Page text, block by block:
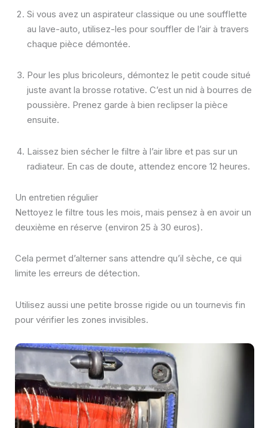
Si vous avez un aspirateur classique ou une soufflette
au lave-auto, utilisez-les pour souffler de l’air à travers
chaque pièce démontée.
Pour les plus bricoleurs, démontez le petit coude situé
juste avant la brosse rotative. C’est un nid à bourres de
poussière. Prenez garde à bien reclipser la pièce
ensuite.
Laissez bien sécher le filtre à l’air libre et pas sur un
radiateur. En cas de doute, attendez encore 12 heures.
Un entretien régulier
Nettoyez le filtre tous les mois, mais pensez à en avoir un
deuxième en réserve (environ 25 à 30 euros).
Cela permet d’alterner sans attendre qu’il sèche, ce qui
limite les erreurs de détection.
Utilisez aussi une petite brosse rigide ou un tournevis fin
pour vérifier les zones invisibles.